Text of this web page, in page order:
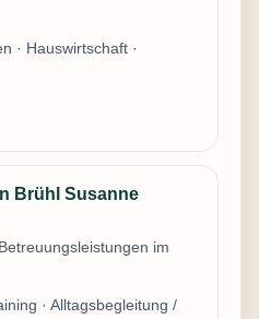
· Hauswirtschaft ·
Brühl Susanne
im
· Alltagsbegleitung /